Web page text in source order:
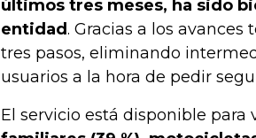
últimos tres meses, ha sido
entidad. Gracias a los avances
tres pasos, eliminando
usuarios a la hora de pedir
El servicio está disponible para